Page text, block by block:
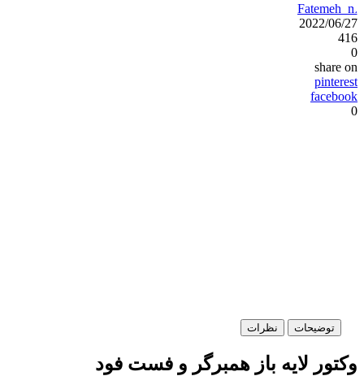
Fatemeh_m
2022/06/27
416
0
share on
pinterest
facebook
0
توضیحات نظرات
وکتور لایه باز همبرگر و فست فود